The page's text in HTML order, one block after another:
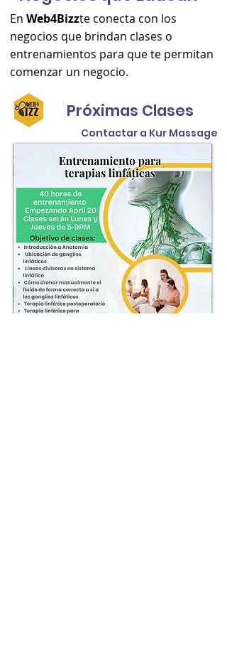
En Web4Bizzte conecta con los
negocios que brindan clases o
entrenamientos para que te permitan
comenzar un negocio.
Próximas Clases
Contactar a Kur Massage